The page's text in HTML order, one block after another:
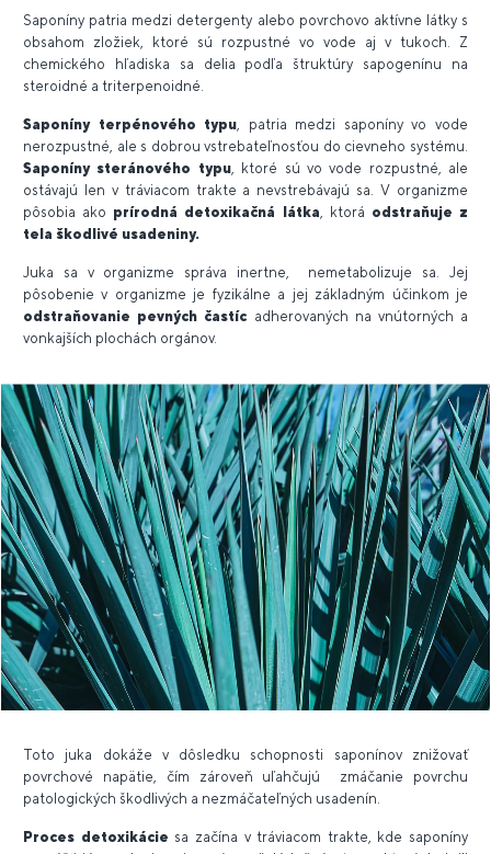
Saponíny patria medzi detergenty alebo povrchovo aktívne látky s
obsahom zložiek, ktoré sú rozpustné vo vode aj v tukoch. Z
chemického hľadiska sa delia podľa štruktúry sapogenínu na
steroidné a triterpenoidné.
Saponíny terpénového typu , patria medzi saponíny vo vode
nerozpustné, ale s dobrou vstrebateľnosťou do cievneho systému.
Saponíny steránového typu, ktoré sú vo vode rozpustné, ale
ostávajú len v tráviacom trakte a nevstrebávajú sa. V organizme
pôsobia ako prírodná detoxikačná látka , ktorá odstraňuje z
tela škodlivé usadeniny.
Juka sa v organizme správa inertne, nemetabolizuje sa. Jej
pôsobenie v organizme je fyzikálne a jej základným účinkom je
odstraňovanie pevných častíc adherovaných na vnútorných a
vonkajších plochách orgánov.
Toto juka dokáže v dôsledku schopnosti saponínov znižovať
povrchové napätie, čím zároveň uľahčujú zmáčanie povrchu
patologických škodlivých a nezmáčateľných usadenín.
Proces detoxikácie sa začína v tráviacom trakte, kde saponíny